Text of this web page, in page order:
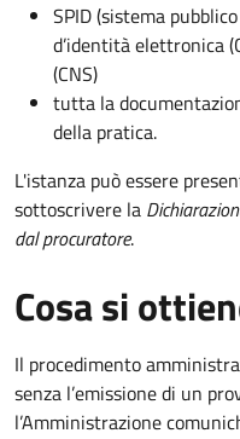
SPID (sistema
d’identità elettronica
(CNS)
tutta la
della pratica.
L'istanza può essere
sottoscrivere la
dal procuratore.
Cosa si
Il procedimento
senza l’emissione di un
l’Amministrazione